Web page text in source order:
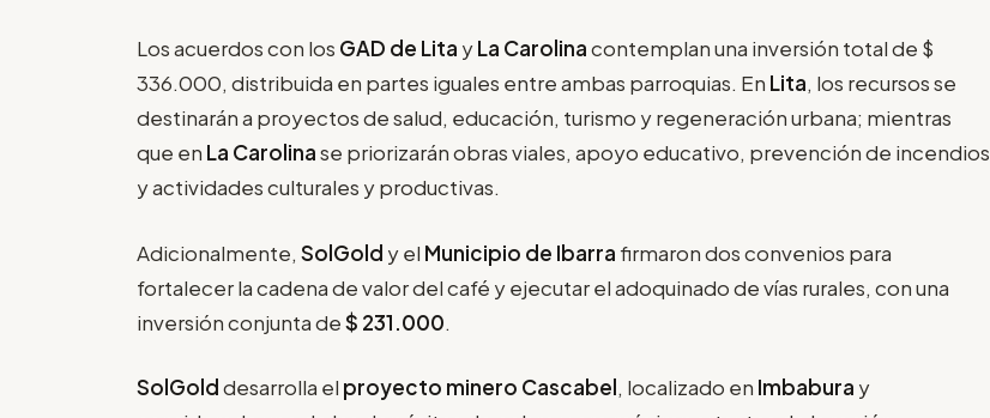
Los acuerdos con los GAD de Lita yLa Carolinacontemplan una inversión total de $
336.000, distribuida en partes iguales entre ambas parroquias. En Lita, los recursos se
destinarán a proyectos de salud, educación, turismo y regeneración urbana; mientras
que en La Carolinase priorizarán obras viales, apoyo educativo, prevención de incendios
y actividades culturales y productivas.
Adicionalmente, SolGold y el Municipio de Ibarra firmaron dos convenios para
fortalecer la cadena de valor del café y ejecutar el adoquinado de vías rurales, con una
inversión conjunta de$ 231.000.
SolGolddesarrolla el proyecto minero Cascabel, localizado en Imbabura y